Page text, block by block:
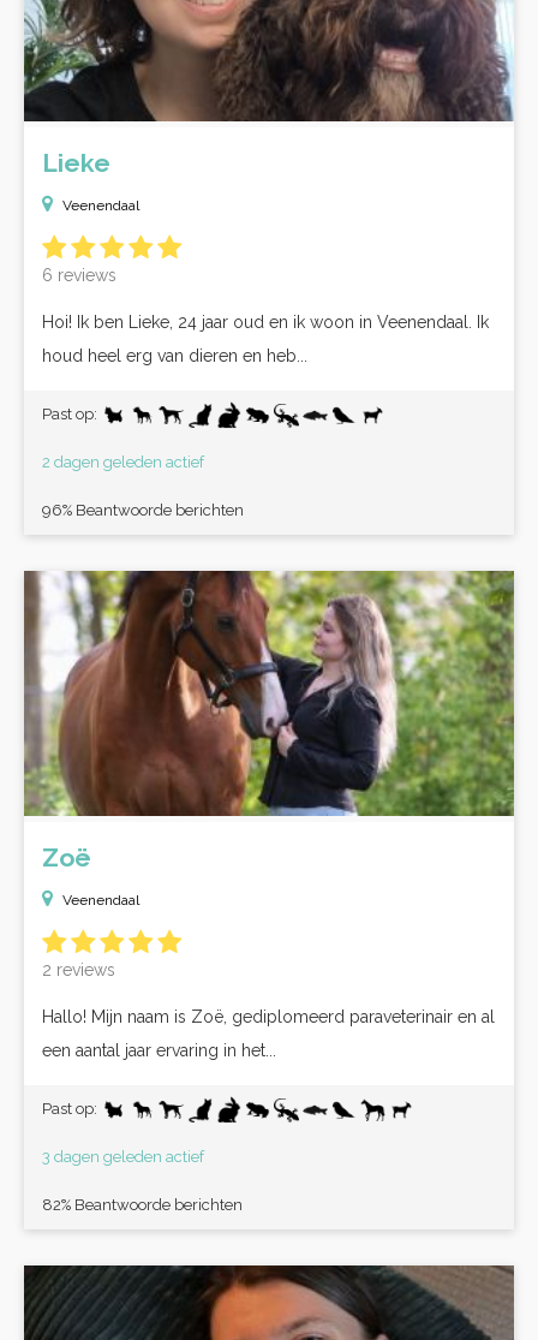
Lieke
Veenendaal
6 reviews
Hoi! Ik ben Lieke, 24 jaar oud en ik woon in Veenendaal. Ik
houd heel erg van dieren en heb...
Past op:
2 dagen geleden actief
96% Beantwoorde berichten
Zoë
Veenendaal
2 reviews
Hallo! Mijn naam is Zoë, gediplomeerd paraveterinair en al
een aantal jaar ervaring in het...
Past op:
3 dagen geleden actief
82% Beantwoorde berichten